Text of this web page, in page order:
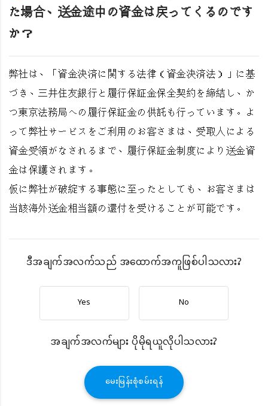
た場合、送金途中の資金は戻ってくるのです
か？
弊社は、「資金決済に関する法律（資金決済法）」に基
づき、三井住友銀行と履行保証金保全契約を締結し、か
つ東京法務局への履行保証金の供託も行っています。よ
って弊社サービスをご利用のお客さまは、受取人による
資金受領がなされるまで、履行保証金制度により送金資
金は保護されます。
仮に弊社が破綻する事態に至ったとしても、お客さまは
当該海外送金相当額の還付を受けることが可能です。
ဒီအချက်အလက်သည် အထောက်အကူဖြစ်ပါသလား?
Yes No
အချက်အလက်များ ပိုမိုရယူလိုပါသလား?
မေးမြန်းစုံစမ်းရန်